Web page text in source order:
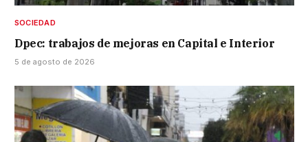
SOCIEDAD
Dpec: trabajos de mejoras en Capital e Interior
5 de agosto de 2026